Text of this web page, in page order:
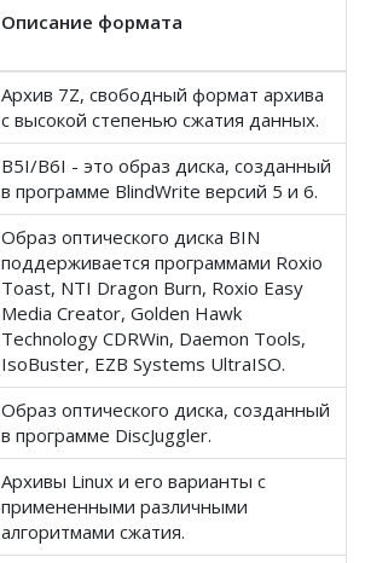
Описание формата
Архив 7Z, свободный формат архива
с высокой степенью сжатия данных.
B5I/B6I - это образ диска, созданный
в программе BlindWrite версий 5 и 6.
Образ оптического диска BIN
поддерживается программами Roxio
Toast, NTI Dragon Burn, Roxio Easy
Media Creator, Golden Hawk
Technology CDRWin, Daemon Tools,
IsoBuster, EZB Systems UltraISO.
Образ оптического диска, созданный
в программе DiscJuggler.
Архивы Linux и его варианты с
примененными различными
алгоритмами сжатия.